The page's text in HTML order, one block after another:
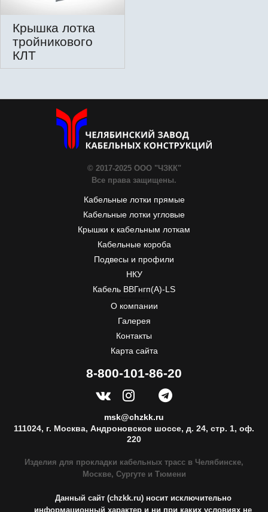
Крышка лотка
тройникового
КЛТ
© 2017-2025 ООО "ЧЗКК"
Все права защищены.
Кабельные лотки прямые
Кабельные лотки угловые
Крышки к кабельным лоткам
Кабельные короба
Подвесы и профили
НКУ
Кабель ВВГнгп(A)-LS
О компании
Галерея
Контакты
Карта сайта
8-800-101-86-20
msk@chzkk.ru
111024, г. Москва, Андроновское шоссе, д. 24, стр. 1, оф.
220
Изделия для прокладки кабельных трасс в Челябинске,
Москве, Сургуте и Тюмени
Данный сайт (chzkk.ru) носит исключительно